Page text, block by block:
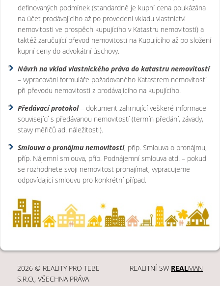
definovaných podmínek (standardně je kupní cena poukázána
na účet prodávajícího až po provedení vkladu vlastnictví
nemovitosti ve prospěch kupujícího v Katastru nemovitostí) a
taktéž zaručující převod nemovitosti na Kupujícího až po složení
kupní ceny do advokátní úschovy.
Návrh na vklad vlastnického práva do katastru nemovitostí
– vypracování formuláře požadovaného Katastrem nemovitostí
při převodu nemovitosti z prodávajícího na kupujícího.
Předávací protokol– dokument zahrnující veškeré informace
související s předávanou nemovitostí (termín předání, závady,
stavy měřičů ad. náležitosti).
Smlouva o pronájmu nemovitosti, příp. Smlouva o pronájmu,
příp. Nájemní smlouva, příp. Podnájemní smlouva atd. – pokud
se rozhodnete svoji nemovitost pronajímat, vypracujeme
odpovídající smlouvu pro konkrétní případ.
2026 © REALITY PRO TEBE
S.R.O., VŠECHNA PRÁVA
REALITNÍ SW REALMAN